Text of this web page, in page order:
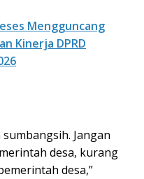
Mengguncang
Kinerja DPRD
Jangan
desa, kurang
desa,”